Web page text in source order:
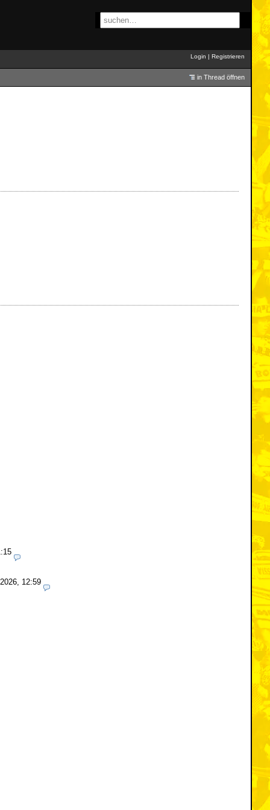
Login | Registrieren
in Thread öffnen
12:59